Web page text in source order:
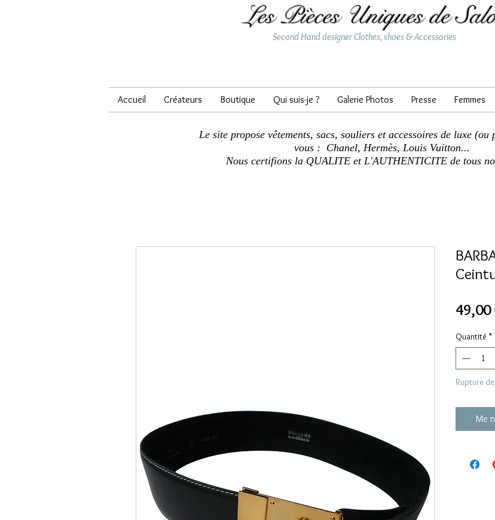
Les Pièces Uniques de
Second Hand designer Clothes, shoes & Accessories
Accueil Créateurs Boutique Qui suis-je ? Galerie Photos Presse Femmes
Le site propose vêtements, sacs, souliers et accessoires de luxe (ou
vous : Chanel, Hermès, Louis Vuitton...
Nous certifions la QUALITE et L'AUTHENTICITE de tous
49,00
Quantité *
Rupture
Me